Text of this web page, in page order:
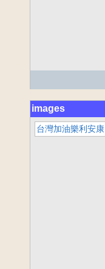
images
台灣加油樂利安康